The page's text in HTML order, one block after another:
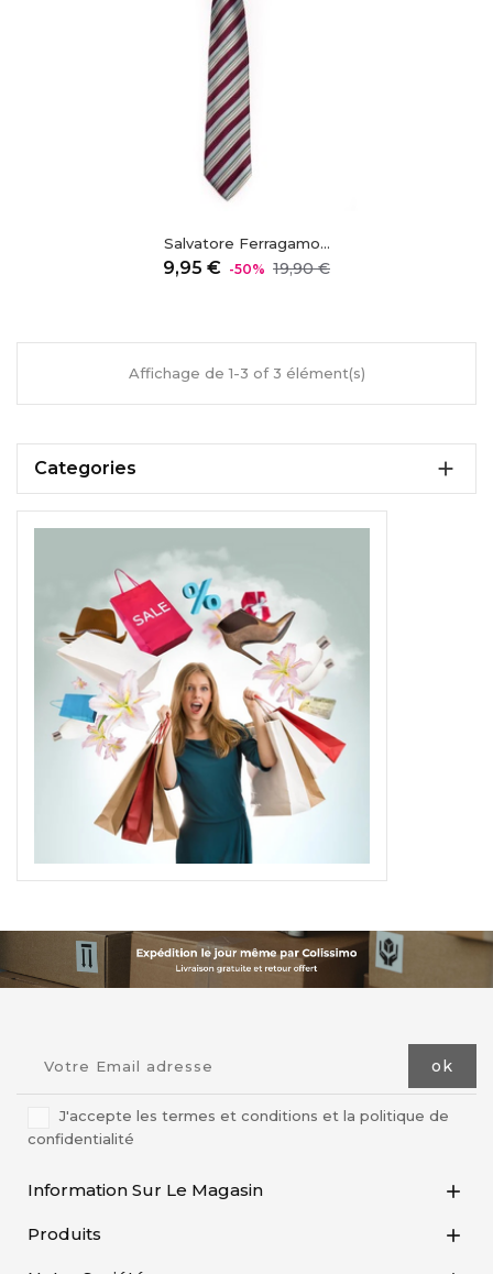
Salvatore Ferragamo...
9,95 € Prix
-50% 19,90 €Prix
Affichage de 1-3 of 3 élément(s)
Categories 
J'accepte les termes et conditions et la politique de
confidentialité
Information Sur Le Magasin 
Produits 